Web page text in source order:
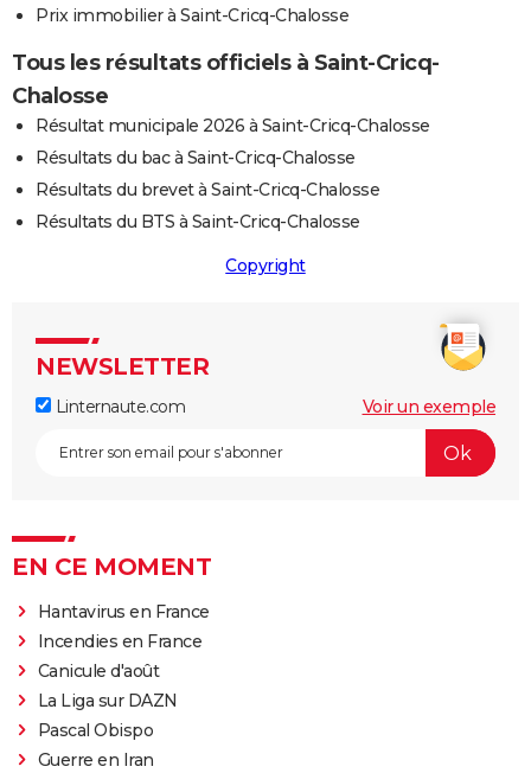
Prix immobilier à Saint-Cricq-Chalosse
Tous les résultats officiels à Saint-Cricq-
Chalosse
Résultat municipale 2026 à Saint-Cricq-Chalosse
Résultats du bac à Saint-Cricq-Chalosse
Résultats du brevet à Saint-Cricq-Chalosse
Résultats du BTS à Saint-Cricq-Chalosse
Copyright
NEWSLETTER
Linternaute.com Voir un exemple
EN CE MOMENT
Hantavirus en France
Incendies en France
Canicule d'août
La Liga sur DAZN
Pascal Obispo
Guerre en Iran